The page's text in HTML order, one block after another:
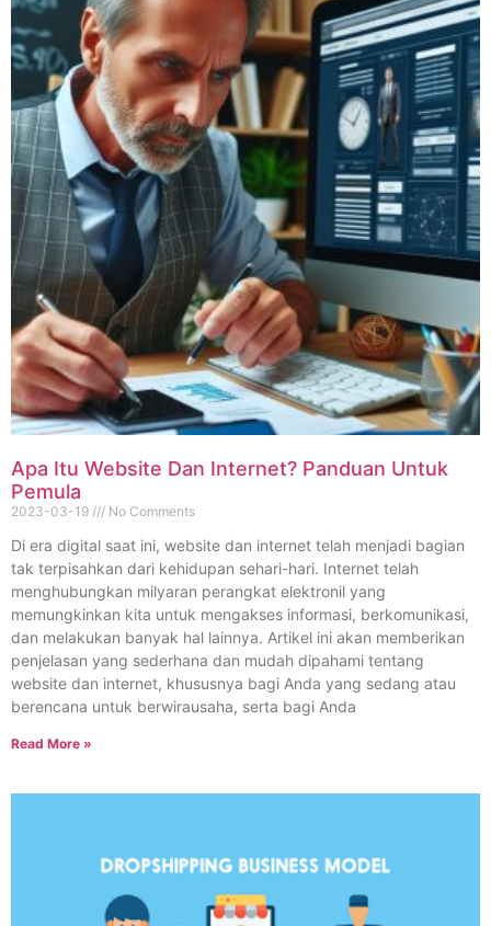
Apa Itu Website Dan Internet? Panduan Untuk
Pemula
2023-03-19 No Comments
Di era digital saat ini, website dan internet telah menjadi bagian
tak terpisahkan dari kehidupan sehari-hari. Internet telah
menghubungkan milyaran perangkat elektronil yang
memungkinkan kita untuk mengakses informasi, berkomunikasi,
dan melakukan banyak hal lainnya. Artikel ini akan memberikan
penjelasan yang sederhana dan mudah dipahami tentang
website dan internet, khususnya bagi Anda yang sedang atau
berencana untuk berwirausaha, serta bagi Anda
Read More »